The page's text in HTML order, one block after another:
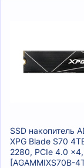
SSD накопитель
XPG Blade S70
2280, PCIe 4.0
[AGAMMIXS70B-